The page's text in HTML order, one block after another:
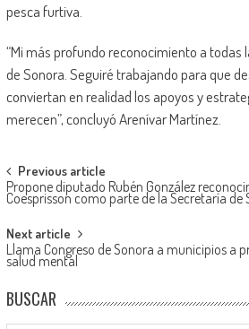
pesca furtiva.
“Mi más profundo reconocimiento a todas
de Sonora. Seguiré trabajando para que
conviertan en realidad los apoyos y
merecen”, concluyó Arenívar Martínez.
Post
navigation
Previous article
Propone diputado Rubén González
Coesprisson como parte de la Secretaría de
Next article
Llama Congreso de Sonora a municipios a
salud mental
BUSCAR